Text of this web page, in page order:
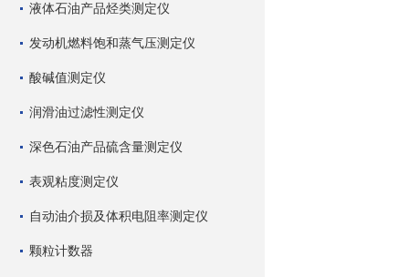
液体石油产品烃类测定仪
发动机燃料饱和蒸气压测定仪
酸碱值测定仪
润滑油过滤性测定仪
深色石油产品硫含量测定仪
表观粘度测定仪
自动油介损及体积电阻率测定仪
颗粒计数器